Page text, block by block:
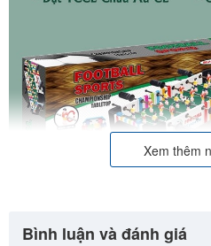
Xem thêm
Bình luận và đánh giá